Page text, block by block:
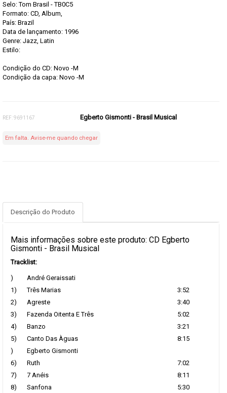
Selo: Tom Brasil - TB0C5
Formato: CD, Album,
País: Brazil
Data de lançamento: 1996
Genre: Jazz, Latin
Estilo:
Condição do CD: Novo -M
Condição da capa: Novo -M
REF: 9691167 Egberto Gismonti - Brasil Musical
Em falta. Avise-me quando chegar
Descrição do Produto
Mais informações sobre este produto: CD Egberto
Gismonti - Brasil Musical
Tracklist:
)
André Geraissati
1)
Três Marias
3:52
2)
Agreste
3:40
3)
Fazenda Oitenta E Três
5:02
4)
Banzo
3:21
5)
Canto Das Àguas
8:15
)
Egberto Gismonti
6)
Ruth
7:02
7)
7 Anéis
8:11
8)
Sanfona 5:30